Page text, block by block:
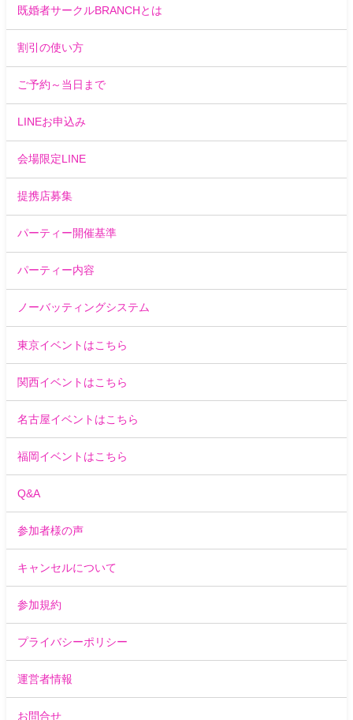
既婚者サークルBRANCHとは
割引の使い方
ご予約～当日まで
LINEお申込み
会場限定LINE
提携店募集
パーティー開催基準
パーティー内容
ノーバッティングシステム
東京イベントはこちら
関西イベントはこちら
名古屋イベントはこちら
福岡イベントはこちら
Q&A
参加者様の声
キャンセルについて
参加規約
プライバシーポリシー
運営者情報
お問合せ